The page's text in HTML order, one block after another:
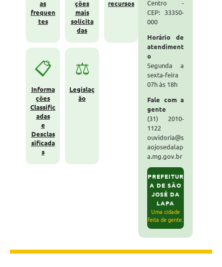
as
frequen
tes
ções
mais
solicita
das
recursos
📋
Informa
ções
Classific
adas
e
Desclas
sificada
s
⚖️
Legislaç
ão
Centro -
CEP: 33350-
000
Horário de
atendiment
o
Segunda a
sexta-feira
07h às 18h
Fale com a
gente
(31) 2010-
1122
ouvidoria@s
aojosedalap
a.mg.gov.br
PREFEITUR
A DE SÃO
JOSÉ DA
LAPA
Uma cidade
feita de gente.